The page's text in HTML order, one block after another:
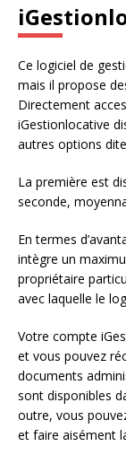
Ce logiciel de
mais il propose
Directement
iGestionlocative
autres options
La première est
seconde,
En termes
intègre un
propriétaire
avec laquelle le
Votre compte
et vous pouvez
documents
sont disponibles
outre, vous
et faire aisément